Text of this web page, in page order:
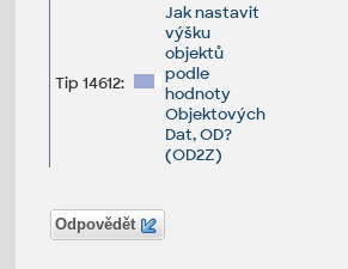
Tip 14612:
Jak nastavit
výšku
objektů
podle
hodnoty
Objektových
Dat, OD?
(OD2Z)
Odpovědět